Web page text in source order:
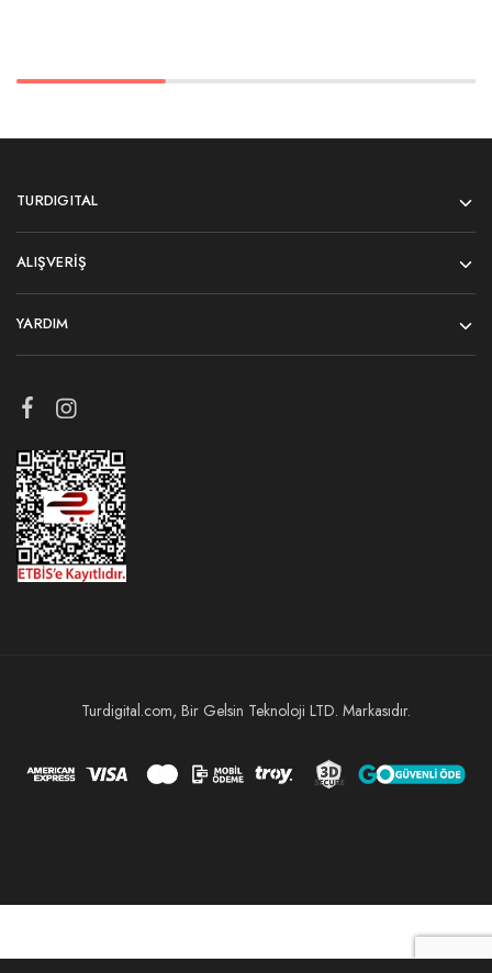
TURDIGITAL
ALIŞVERIŞ
YARDIM
Turdigital.com, Bir Gelsin Teknoloji LTD. Markasıdır.